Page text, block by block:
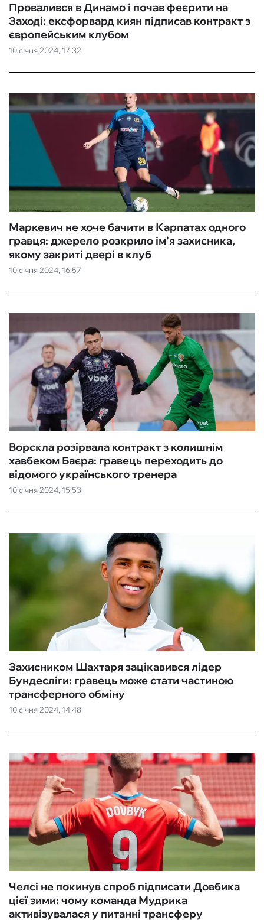
10 січня 2024, 17:32
Провалився в Динамо і почав феєрити на
Заході: ексфорвард киян підписав контракт з
європейським клубом
10 січня 2024, 16:57
Маркевич не хоче бачити в Карпатах одного
гравця: джерело розкрило ім’я захисника,
якому закриті двері в клуб
10 січня 2024, 15:53
Ворскла розірвала контракт з колишнім
хавбеком Баєра: гравець переходить до
відомого українського тренера
10 січня 2024, 14:48
Захисником Шахтаря зацікавився лідер
Бундесліги: гравець може стати частиною
трансферного обміну
Челсі не покинув спроб підписати Довбика
цієї зими: чому команда Мудрика
активізувалася у питанні трансферу